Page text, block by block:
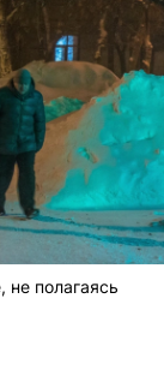
не полагаясь